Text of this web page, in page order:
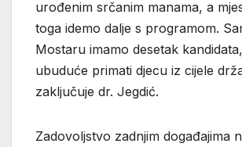
urođenim srčanim manama, a
toga idemo dalje s programom.
Mostaru imamo desetak
ubuduće primati djecu iz cijele
zaključuje dr. Jegdić.
Zadovoljstvo zadnjim događajima